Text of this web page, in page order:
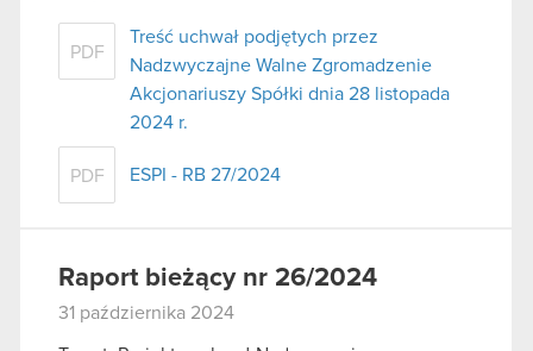
PDF
Treść uchwał podjętych przez
Nadzwyczajne Walne Zgromadzenie
Akcjonariuszy Spółki dnia 28 listopada
2024 r.
PDF ESPI - RB 27/2024
Raport bieżący nr 26/2024
31 października 2024